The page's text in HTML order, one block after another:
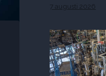
7 augusti 2026